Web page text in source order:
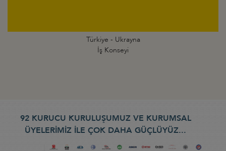
Türkiye - Ukrayna
İş Konseyi
92 KURUCU KURULUŞUMUZ VE KURUMSAL
ÜYELERİMİZ İLE ÇOK DAHA GÜÇLÜYÜZ...